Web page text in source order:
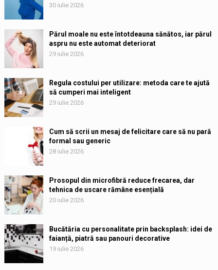
30 iulie 2026
Părul moale nu este întotdeauna sănătos, iar părul
aspru nu este automat deteriorat
29 iulie 2026
Regula costului per utilizare: metoda care te ajută
să cumperi mai inteligent
29 iulie 2026
Cum să scrii un mesaj de felicitare care să nu pară
formal sau generic
28 iulie 2026
Prosopul din microfibră reduce frecarea, dar
tehnica de uscare rămâne esențială
20 iulie 2026
Bucătăria cu personalitate prin backsplash: idei de
faianță, piatră sau panouri decorative
19 iulie 2026